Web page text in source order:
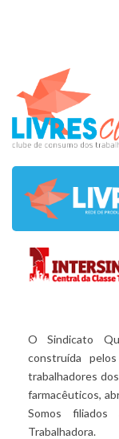
O Sindicato
construída
trabalhadores
farmacêuticos,
Somos
Trabalhadora.